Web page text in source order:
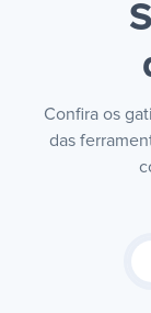
Confira os
das